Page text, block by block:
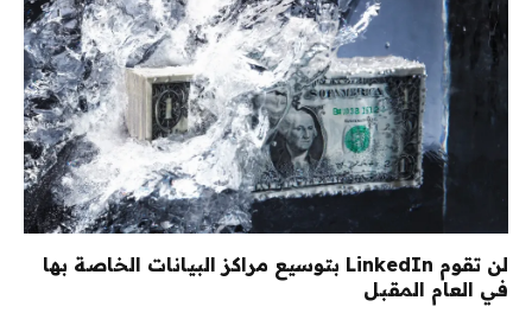
لن تقوم LinkedIn بتوسيع مراكز البيانات الخاصة بها
في العام المقبل